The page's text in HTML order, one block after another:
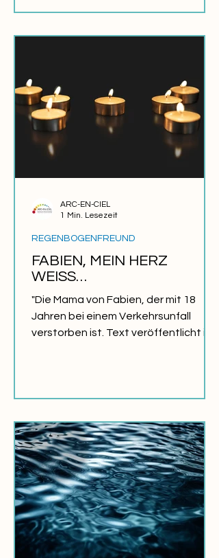
FABIEN, MEIN HERZ
WEISS…
"Die Mama von Fabien, der mit 18
Jahren bei einem Verkehrsunfall
verstorben ist. Text veröffentlicht im
REGENBOGENFREUND
ARC-EN-CIEL
1 Min. Lesezeit